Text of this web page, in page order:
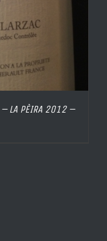
– LA PÈIRA 2012 –